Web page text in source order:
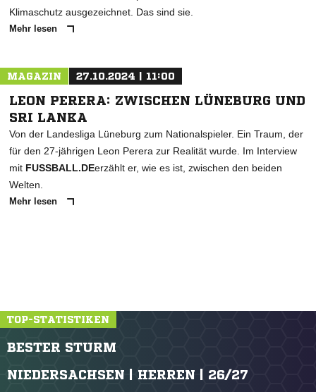
Klimaschutz ausgezeichnet. Das sind sie.
Mehr lesen
MAGAZIN 27.10.2024 | 11:00
LEON PERERA: ZWISCHEN LÜNEBURG UND
SRI LANKA
Von der Landesliga Lüneburg zum Nationalspieler. Ein Traum, der
für den 27-jährigen Leon Perera zur Realität wurde. Im Interview
mit FUSSBALL.DEerzählt er, wie es ist, zwischen den beiden
Welten.
Mehr lesen
TOP-STATISTIKEN
BESTER STURM
NIEDERSACHSEN | HERREN | 26/27